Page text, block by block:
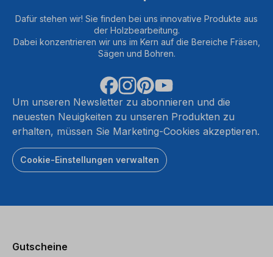
Dafür stehen wir! Sie finden bei uns innovative Produkte aus
der Holzbearbeitung.
Dabei konzentrieren wir uns im Kern auf die Bereiche Fräsen,
Sägen und Bohren.
Um unseren Newsletter zu abonnieren und die
neuesten Neuigkeiten zu unseren Produkten zu
erhalten, müssen Sie Marketing-Cookies akzeptieren.
Cookie-Einstellungen verwalten
Gutscheine